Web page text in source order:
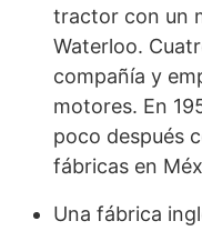
tractor con un
Waterloo.
compañía y
motores. En
poco después
fábricas en
Una fábrica